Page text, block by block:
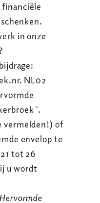
in onze
NL02
`.
vermelden!) of
envelop te
tot 26
u wordt